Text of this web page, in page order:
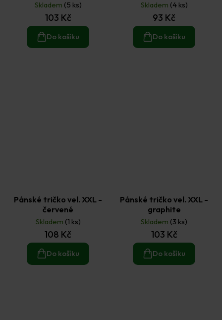
Skladem (5 ks)
103 Kč
Do košíku
Skladem (4 ks)
93 Kč
Do košíku
Pánské tričko vel. XXL -
červené
Skladem (1 ks)
108 Kč
Do košíku
Pánské tričko vel. XXL -
graphite
Skladem (3 ks)
103 Kč
Do košíku